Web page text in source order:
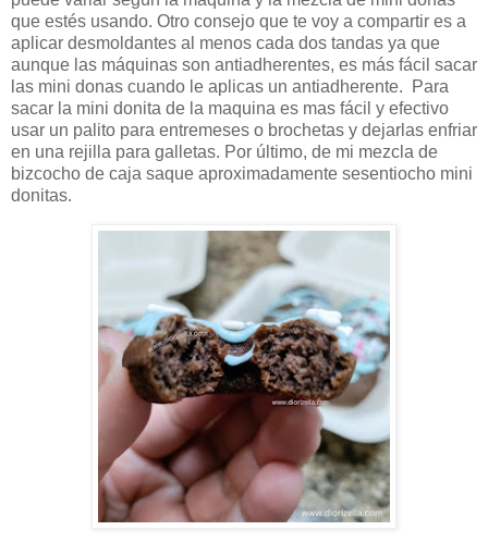
que estés usando. Otro consejo que te voy a compartir es a
aplicar desmoldantes al menos cada dos tandas ya que
aunque las máquinas son antiadherentes, es más fácil sacar
las mini donas cuando le aplicas un antiadherente. Para
sacar la mini donita de la maquina es mas fácil y efectivo
usar un palito para entremeses o brochetas y dejarlas enfriar
en una rejilla para galletas. Por último, de mi mezcla de
bizcocho de caja saque aproximadamente sesentiocho mini
donitas.